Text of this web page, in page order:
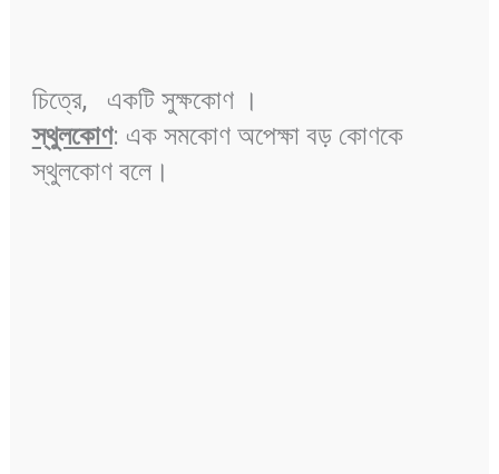
চিত্রে, একটি সুক্ষকোণ ।
স্থুলকোণ: এক সমকোণ অপেক্ষা বড় কোণকে
স্থুলকোণ বলে।